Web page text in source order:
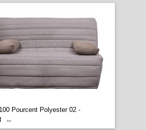
Pourcent Polyester 02 -
...